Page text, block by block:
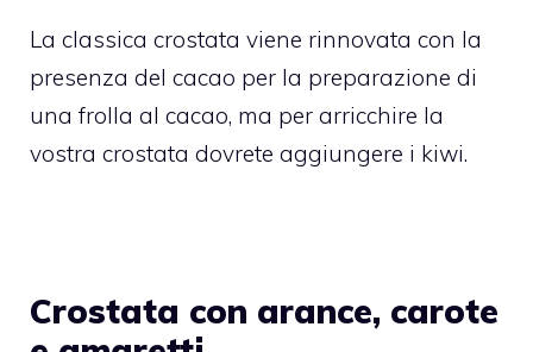
La classica crostata viene rinnovata con la
presenza del cacao per la preparazione di
una frolla al cacao, ma per arricchire la
vostra crostata dovrete aggiungere i kiwi.
Crostata con arance, carote